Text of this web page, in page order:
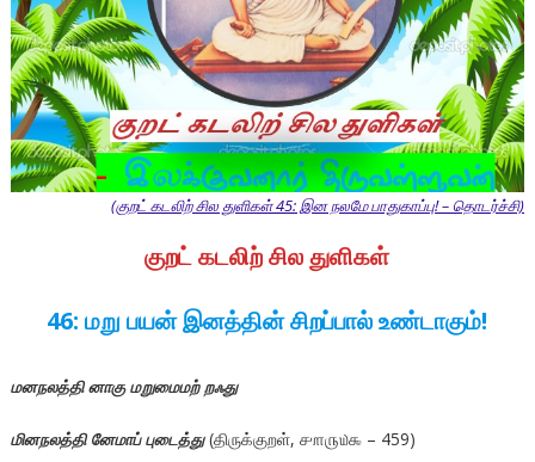
(குறட் கடலிற் சில துளிகள் 45: இன நலமே பாதுகாப்பு! – தொடர்ச்சி)
குறட் கடலிற் சில துளிகள்
46: மறு பயன் இனத்தின் சிறப்பால் உண்டாகும்!
மனநலத்தி னாகு மறுமைமற் றஃது
மினநலத்தி னேமாப் புடைத்து(திருக்குறள், ௪௱௫௰௯ – 459)